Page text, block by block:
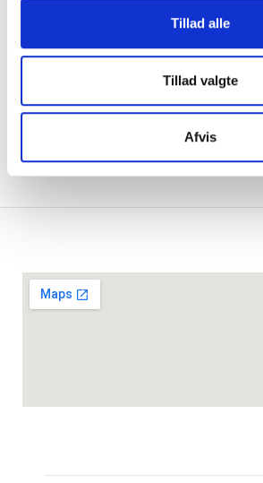
Tillad alle
Tillad valgte
Afvis
Ja